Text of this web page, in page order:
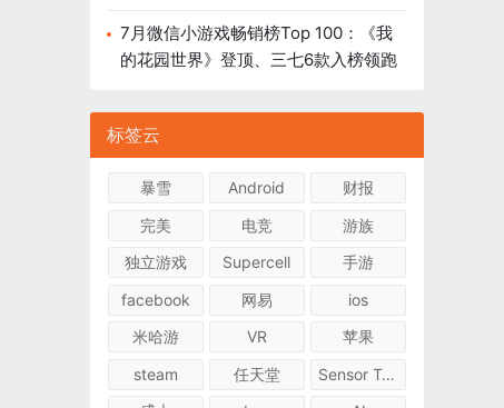
7月微信小游戏畅销榜Top 100：《我
的花园世界》登顶、三七6款入榜领跑
标签云
暴雪 Android
财报
完美
电竞
游族
独立游戏
Supercell
手游
facebook
网易
ios
米哈游
VR
苹果
steam
任天堂
Sensor Tower